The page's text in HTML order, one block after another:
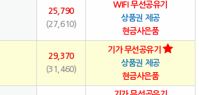
25,790
(27,610)
WIFI 무선공유기
상품권 제공
현금사은품
29,370
(31,460)
기가 무선공유기
상품권 제공
현금사은품